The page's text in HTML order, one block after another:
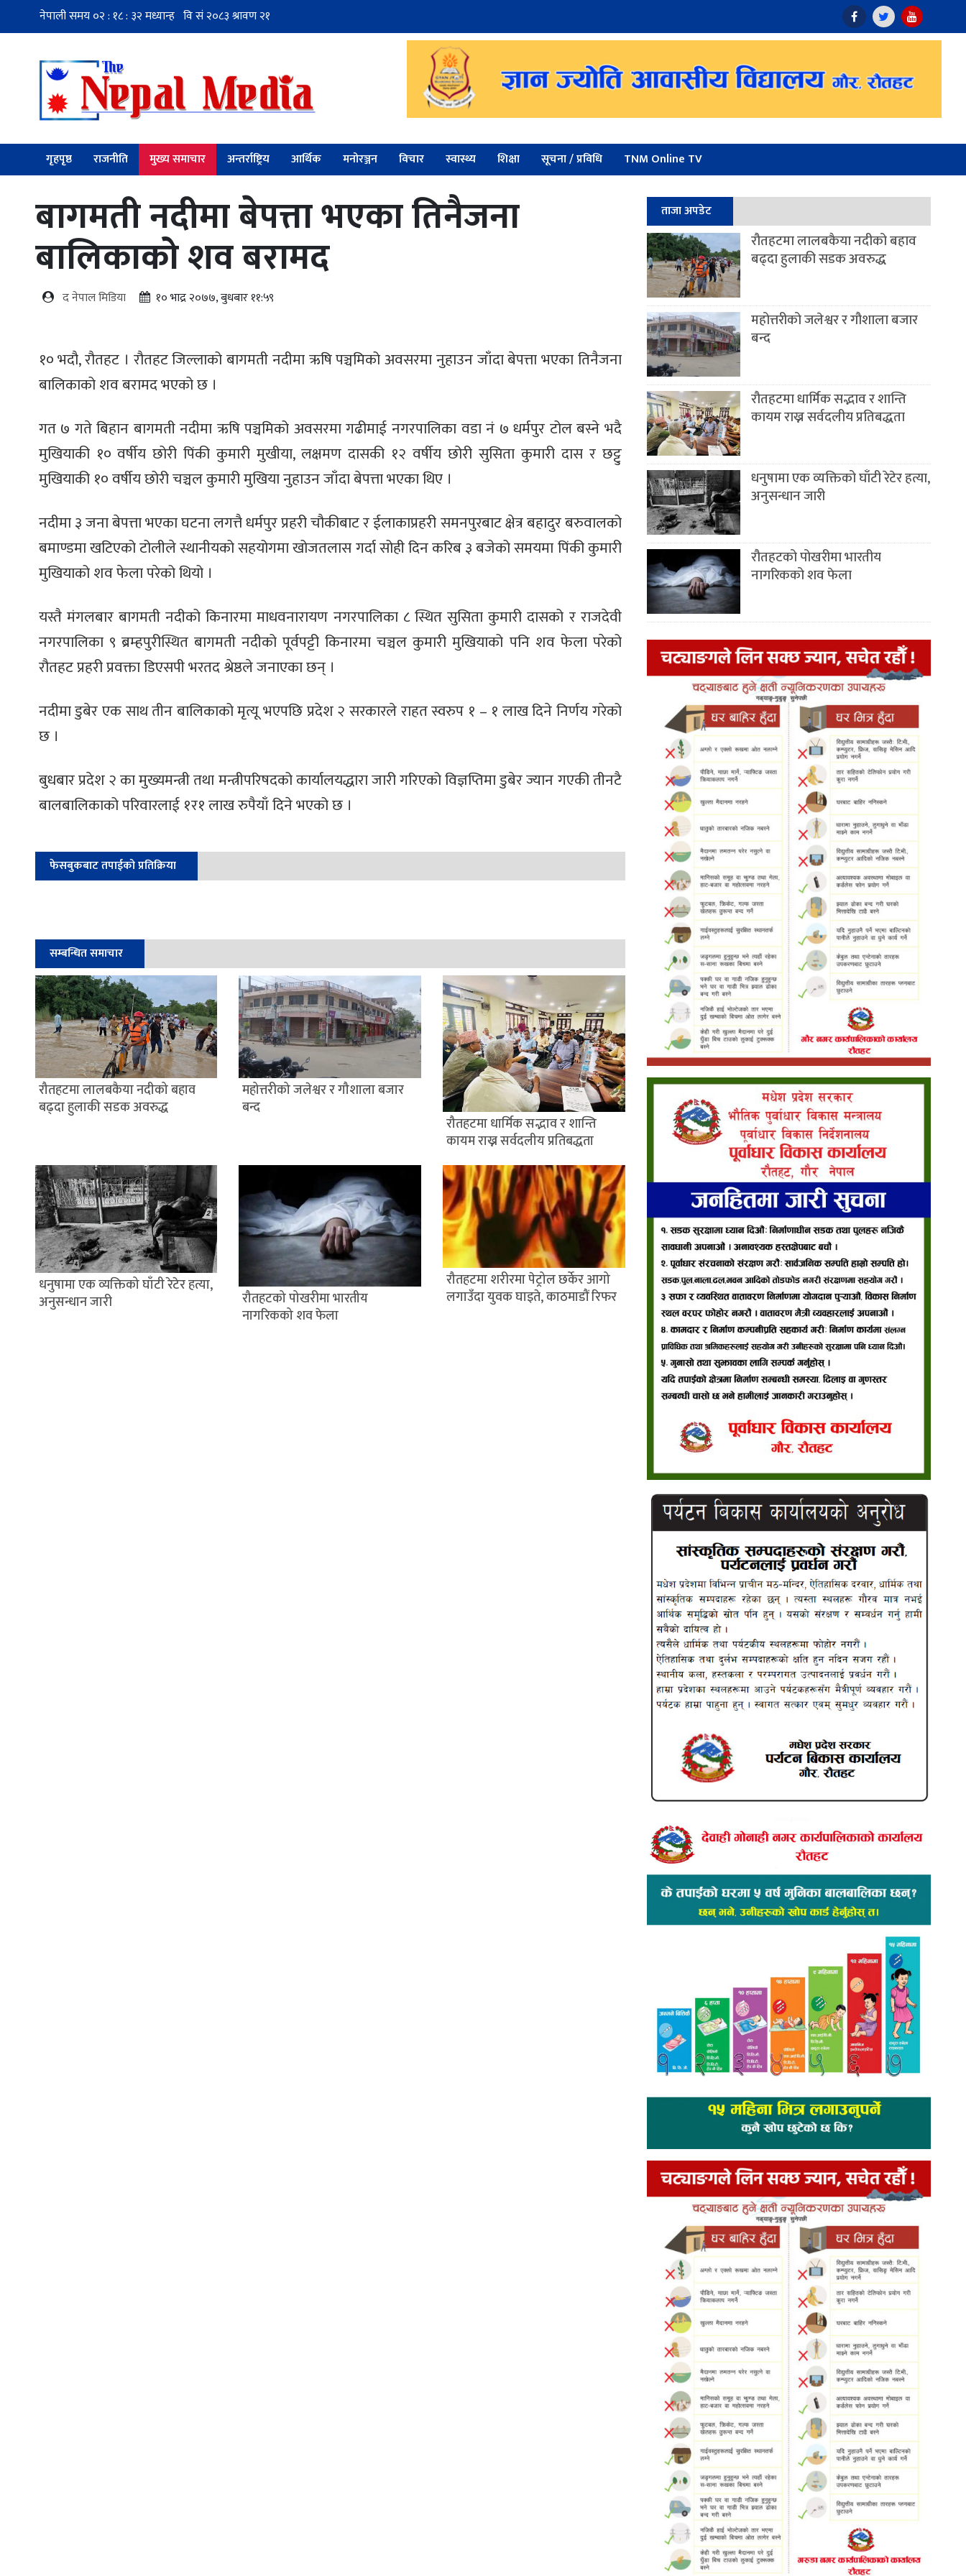
गृहपृष्ठ राजनीति मुख्य समाचार अन्तर्राष्ट्रिय आर्थिक मनोरञ्जन विचार स्वास्थ्य शिक्षा सूचना / प्रविधि TNM Online TV
बागमती नदीमा बेपत्ता भएका तिनैजना
बालिकाको शव बरामद
द नेपाल मिडिया १० भाद्र २०७७, बुधबार ११:५९
१० भदौ, रौतहट । रौतहट जिल्लाको बागमती नदीमा ऋषि पञ्चमिको अवसरमा नुहाउन जाँदा बेपत्ता भएका तिनैजना
बालिकाको शव बरामद भएको छ ।
गत ७ गते बिहान बागमती नदीमा ऋषि पञ्चमिको अवसरमा गढीमाई नगरपालिका वडा नं ७ धर्मपुर टोल बस्ने भदै
मुखियाकी १० वर्षीय छोरी पिंकी कुमारी मुखीया, लक्षमण दासकी १२ वर्षीय छोरी सुसिता कुमारी दास र छट्टु
मुखियाकी १० वर्षीय छोरी चञ्चल कुमारी मुखिया नुहाउन जाँदा बेपत्ता भएका थिए ।
नदीमा ३ जना बेपत्ता भएका घटना लगत्तै धर्मपुर प्रहरी चौकीबाट र ईलाकाप्रहरी समनपुरबाट क्षेत्र बहादुर बरुवालको
बमाण्डमा खटिएको टोलीले स्थानीयको सहयोगमा खोजतलास गर्दा सोही दिन करिब ३ बजेको समयमा पिंकी कुमारी
मुखियाको शव फेला परेको थियो ।
यस्तै मंगलबार बागमती नदीको किनारमा माधवनारायण नगरपालिका ८ स्थित सुसिता कुमारी दासको र राजदेवी
नगरपालिका ९ ब्रम्हपुरीस्थित बागमती नदीको पूर्वपट्टी किनारमा चञ्चल कुमारी मुखियाको पनि शव फेला परेको
रौतहट प्रहरी प्रवक्ता डिएसपी भरतद श्रेष्ठले जनाएका छन् ।
नदीमा डुबेर एक साथ तीन बालिकाको मृत्यू भएपछि प्रदेश २ सरकारले राहत स्वरुप १ – १ लाख दिने निर्णय गरेको
छ ।
बुधबार प्रदेश २ का मुख्यमन्त्री तथा मन्त्रीपरिषदको कार्यालयद्धारा जारी गरिएको विज्ञप्तिमा डुबेर ज्यान गएकी तीनटै
बालबालिकाको परिवारलाई १र१ लाख रुपैयाँ दिने भएको छ ।
फेसबुकबाट तपाईको प्रतिक्रिया
सम्बन्धित समाचार
रौतहटमा लालबकैया नदीको बहाव
बढ्दा हुलाकी सडक अवरुद्ध
महोत्तरीको जलेश्वर र गौशाला बजार
बन्द
रौतहटमा धार्मिक सद्भाव र शान्ति
कायम राख्न सर्वदलीय प्रतिबद्धता
धनुषामा एक व्यक्तिको घाँटी रेटेर हत्या,
अनुसन्धान जारी
रौतहटको पोखरीमा भारतीय
नागरिकको शव फेला
रौतहटमा शरीरमा पेट्रोल छर्केर आगो
लगाउँदा युवक घाइते, काठमाडौं रिफर
ताजा अपडेट
रौतहटमा लालबकैया नदीको बहाव
बढ्दा हुलाकी सडक अवरुद्ध
महोत्तरीको जलेश्वर र गौशाला बजार
बन्द
रौतहटमा धार्मिक सद्भाव र शान्ति
कायम राख्न सर्वदलीय प्रतिबद्धता
धनुषामा एक व्यक्तिको घाँटी रेटेर हत्या,
अनुसन्धान जारी
रौतहटको पोखरीमा भारतीय
नागरिकको शव फेला